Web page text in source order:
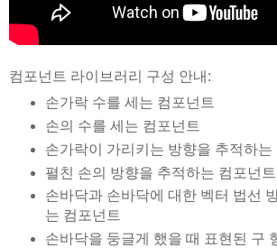
컴포넌트 라이브러리 구성 안내:
손가락 수를 세는 컴포넌트
손의 수를 세는 컴포넌트
손가락이 가리키는 방향을 추적하는
펼친 손의 방향을 추적하는 컴포넌트
손바닥과 손바닥에 대한 벡터 법선
는 컴포넌트
손바닥을 둥글게 했을 때 표현된 구